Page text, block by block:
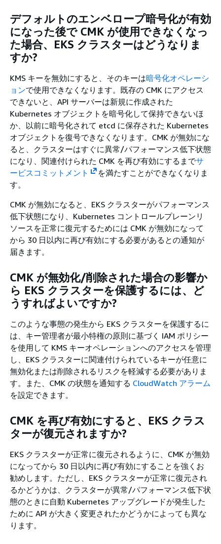
デフォルトのエンベロープ暗号化が有効
になった後で CMK が使用できなくなっ
た場合、EKS クラスターはどうなりま
すか?
KMS キーを無効にすると、そのキーは暗号化オペレーシ
ョンで使用できなくなります。既存の CMK にアクセス
できないと、API サーバーは新規に作成された
Kubernetes オブジェクトを暗号化して保持できないほ
か、以前に暗号化されて etcd に保存された Kubernetes
オブジェクトを復号できなくなります。CMK が無効にな
ると、クラスターはすぐに異常/パフォーマンス低下状態
になり、関連付けられた CMK を再び有効にするまでサ
ービスコミットメント
を満たすことができなくなりま
す。
CMK が無効になると、EKS クラスターがパフォーマンス
低下状態になり、Kubernetes コントロールプレーンリ
ソースを正常に復元するためには CMK が無効になって
から 30 日以内に再び有効にする必要があるとの通知が
届きます。
CMK が無効化/削除された場合の影響か
ら EKS クラスターを保護するには、ど
うすればよいですか?
このような事態の発生から EKS クラスターを保護するに
は、キー管理者が最小特権の原則に基づく IAM ポリシー
を使用して KMS キーオペレーションへのアクセスを管理
し、EKS クラスターに関連付けられているキーが任意に
無効化または削除されるリスクを軽減する必要がありま
す。また、CMK の状態を通知する CloudWatch アラーム
を設定できます。
CMK を再び有効にすると、EKS クラス
ターが復元されますか?
EKS クラスターが正常に復元されるように、CMK が無効
になってから 30 日以内に再び有効にすることを強くお
勧めします。ただし、EKS クラスターが正常に復元され
るかどうかは、クラスターが異常/パフォーマンス低下状
態のときに自動 Kubernetes アップグレードが発生した
ために API が大きく変更されたかどうかによっても異な
ります。